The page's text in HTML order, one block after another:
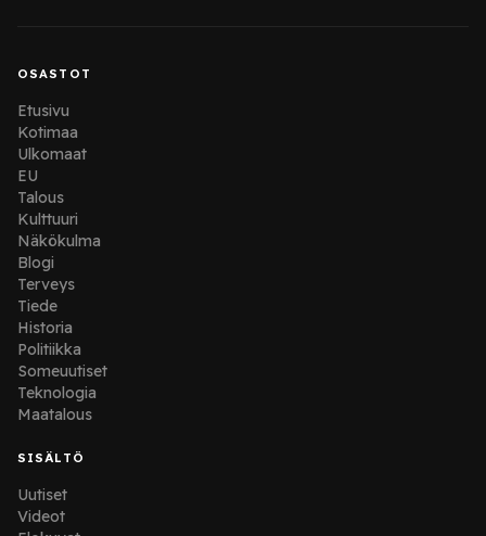
OSASTOT
Etusivu
Kotimaa
Ulkomaat
EU
Talous
Kulttuuri
Näkökulma
Blogi
Terveys
Tiede
Historia
Politiikka
Someuutiset
Teknologia
Maatalous
SISÄLTÖ
Uutiset
Videot